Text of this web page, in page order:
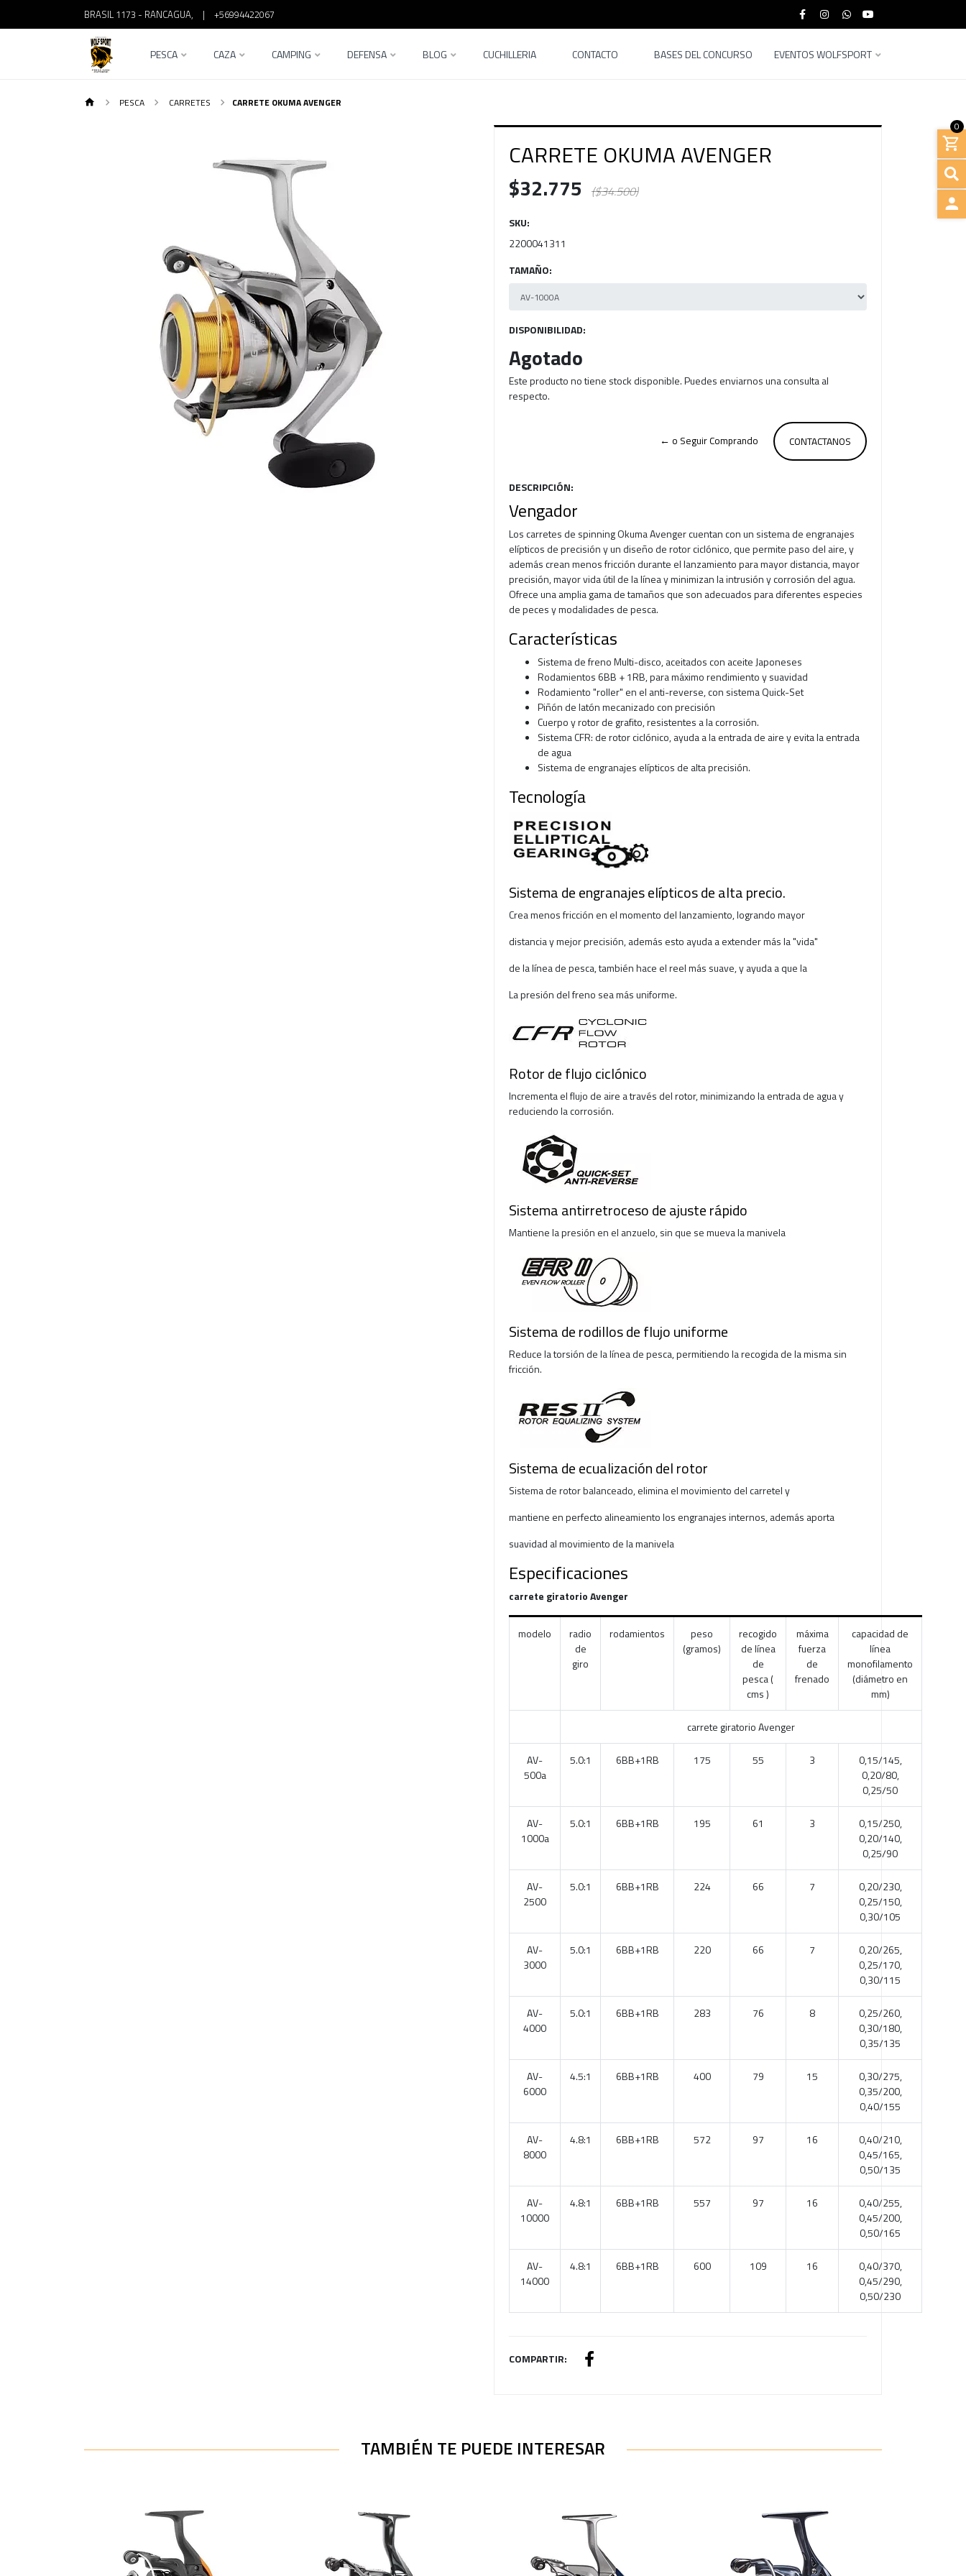
BRASIL 1173 - RANCAGUA, | +56994422067
PESCA CAZA CAMPING DEFENSA BLOG CUCHILLERIA CONTACTO BASES DEL CONCURSO EVENTOS WOLFSPORT
0
PESCA CARRETES CARRETE OKUMA AVENGER
CARRETE OKUMA AVENGER
$32.775 ($34.500)
SKU:
2200041311
TAMAÑO:
DISPONIBILIDAD:
Agotado
Este producto no tiene stock disponible. Puedes enviarnos una consulta al
respecto.
CONTACTANOS
← o Seguir Comprando
DESCRIPCIÓN:
Vengador
Los carretes de spinning Okuma Avenger cuentan con un sistema de engranajes
elípticos de precisión y un diseño de rotor ciclónico, que permite paso del aire, y
además crean menos fricción durante el lanzamiento para mayor distancia, mayor
precisión, mayor vida útil de la línea y minimizan la intrusión y corrosión del agua.
Ofrece una amplia gama de tamaños que son adecuados para diferentes especies
de peces y modalidades de pesca.
Características
Sistema de freno Multi-disco, aceitados con aceite Japoneses
Rodamientos 6BB + 1RB, para máximo rendimiento y suavidad
Rodamiento "roller" en el anti-reverse, con sistema Quick-Set
Piñón de latón mecanizado con precisión
Cuerpo y rotor de grafito, resistentes a la corrosión.
Sistema CFR: de rotor ciclónico, ayuda a la entrada de aire y evita la entrada
de agua
Sistema de engranajes elípticos de alta precisión.
Tecnología
Sistema de engranajes elípticos de alta precio.
Crea menos fricción en el momento del lanzamiento, logrando mayor
distancia y mejor precisión, además esto ayuda a extender más la "vida"
de la línea de pesca, también hace el reel más suave, y ayuda a que la
La presión del freno sea más uniforme.
Rotor de flujo ciclónico
Incrementa el flujo de aire a través del rotor, minimizando la entrada de agua y
reduciendo la corrosión.
Sistema antirretroceso de ajuste rápido
Mantiene la presión en el anzuelo, sin que se mueva la manivela
Sistema de rodillos de flujo uniforme
Reduce la torsión de la línea de pesca, permitiendo la recogida de la misma sin
fricción.
Sistema de ecualización del rotor
Sistema de rotor balanceado, elimina el movimiento del carretel y
mantiene en perfecto alineamiento los engranajes internos, además aporta
suavidad al movimiento de la manivela
Especificaciones
carrete giratorio Avenger
modelo
radio
de
giro
rodamientos
peso
(gramos)
recogido
de línea
de
pesca (
cms )
máxima
fuerza
de
frenado
capacidad de
línea
monofilamento
(diámetro en
mm)
carrete giratorio Avenger
AV-
500a
5.0:1 6BB+1RB 175 55 3
0,15/145,
0,20/80,
0,25/50
AV-
1000a
5.0:1 6BB+1RB 195 61 3
0,15/250,
0,20/140,
0,25/90
AV-
2500
5.0:1 6BB+1RB 224 66 7
0,20/230,
0,25/150,
0,30/105
AV-
3000
5.0:1 6BB+1RB 220 66 7
0,20/265,
0,25/170,
0,30/115
AV-
4000
5.0:1 6BB+1RB 283 76 8
0,25/260,
0,30/180,
0,35/135
AV-
6000
4.5:1 6BB+1RB 400 79 15
0,30/275,
0,35/200,
0,40/155
AV-
8000
4.8:1 6BB+1RB 572 97 16
0,40/210,
0,45/165,
0,50/135
AV-
10000
4.8:1 6BB+1RB 557 97 16
0,40/255,
0,45/200,
0,50/165
AV-
14000
4.8:1 6BB+1RB 600 109 16
0,40/370,
0,45/290,
0,50/230
COMPARTIR:
TAMBIÉN TE PUEDE INTERESAR